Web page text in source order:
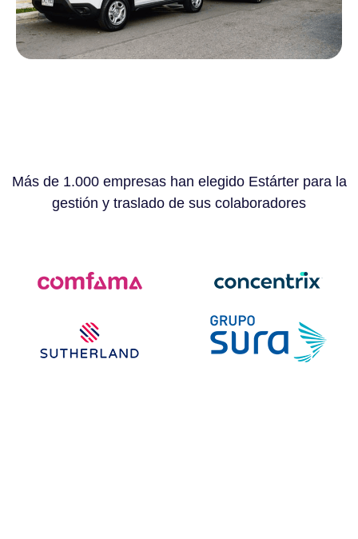
Más de 1.000 empresas han elegido Estárter para la
gestión y traslado de sus colaboradores